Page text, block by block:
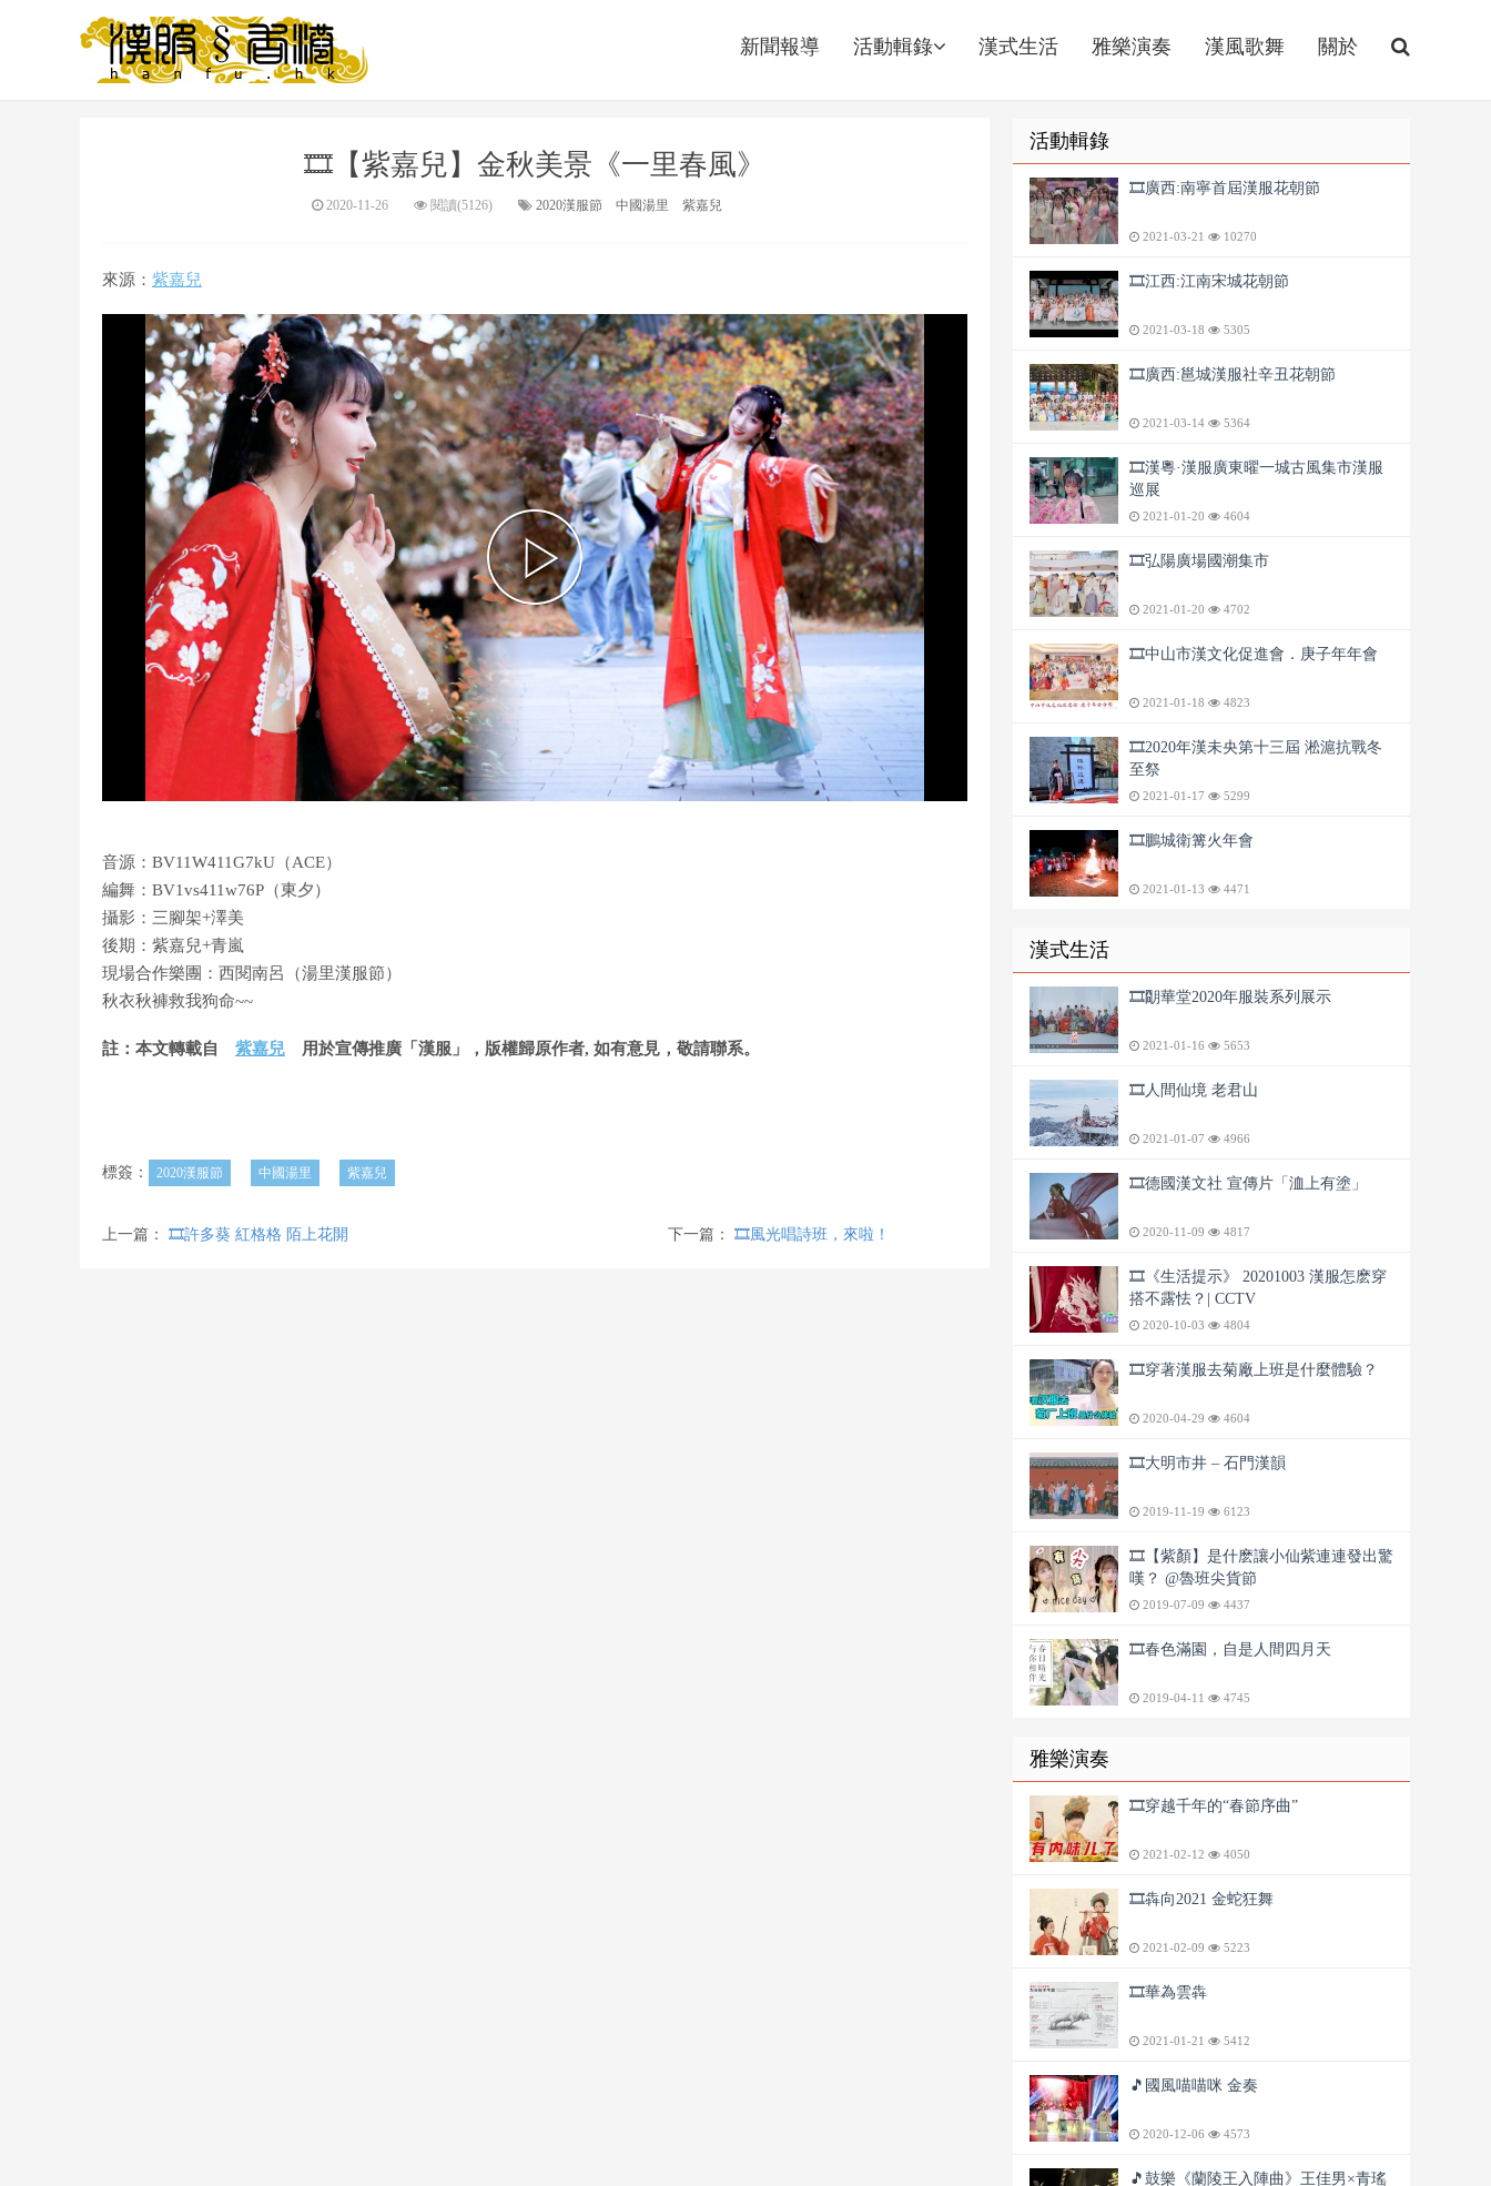
新聞報導 活動輯錄 漢式生活 雅樂演奏 漢風歌舞 關於
🎞️【紫嘉兒】金秋美景《一里春風》
2020-11-26 閱讀(5126) 2020漢服節 中國湯里 紫嘉兒
來源： 紫嘉兒
P
a
音源：BV11W411G7kU（ACE）
編舞：BV1vs411w76P（東夕）
攝影：三腳架+澤美
後期：紫嘉兒+青嵐
現場合作樂團：西閱南呂（湯里漢服節）
秋衣秋褲救我狗命~~
註：本文轉載自 紫嘉兒 用於宣傳推廣「漢服」，版權歸原作者, 如有意見，敬請聯系。
標簽： 2020漢服節 中國湯里 紫嘉兒
上一篇： 🎞️許多葵 紅格格 陌上花開 下一篇： 🎞️風光唱詩班，來啦！
活動輯錄
🎞️廣西:南寧首屆漢服花朝節
2021-03-21 10270
🎞️江西:江南宋城花朝節
2021-03-18 5305
🎞️廣西:邕城漢服社辛丑花朝節
2021-03-14 5364
🎞️漢粵·漢服廣東曜一城古風集市漢服
巡展
2021-01-20 4604
🎞️弘陽廣場國潮集市
2021-01-20 4702
🎞️中山市漢文化促進會．庚子年年會
2021-01-18 4823
🎞️2020年漢未央第十三屆 淞滬抗戰冬
至祭
2021-01-17 5299
🎞️鵬城衛篝火年會
2021-01-13 4471
漢式生活
🎞️朙華堂2020年服裝系列展示
2021-01-16 5653
🎞️人間仙境 老君山
2021-01-07 4966
🎞️德國漢文社 宣傳片「洫上有塗」
2020-11-09 4817
🎞️《生活提示》 20201003 漢服怎麽穿
搭不露怯？| CCTV
2020-10-03 4804
🎞️穿著漢服去菊廠上班是什麼體驗？
2020-04-29 4604
🎞️大明市井 – 石門漢韻
2019-11-19 6123
🎞️【紫顏】是什麽讓小仙紫連連發出驚
嘆？ @魯班尖貨節
2019-07-09 4437
🎞️春色滿園，自是人間四月天
2019-04-11 4745
雅樂演奏
🎞️穿越千年的“春節序曲”
2021-02-12 4050
🎞️犇向2021 金蛇狂舞
2021-02-09 5223
🎞️華為雲犇
2021-01-21 5412
🎵國風喵喵咪 金奏
2020-12-06 4573
🎵鼓樂《蘭陵王入陣曲》王佳男×青瑤